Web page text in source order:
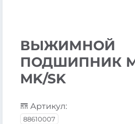
ВЫЖИМНОЙ
ПОДШИПНИК
MK/SK
Артикул:
88610007